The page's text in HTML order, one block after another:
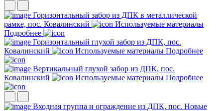
Горизонтальный забор из ДПК в металлической
рамке, пос. Ковалинский
Используемые материалы
Подробнее
Горизонтальный глухой забор из ДПК, пос.
Ковалинский
Используемые материалы Подробнее
Вертикальный глухой забор из ДПК, пос.
Ковалинский
Используемые материалы Подробнее
Входная группа и ограждение из ДПК, пос. Новые